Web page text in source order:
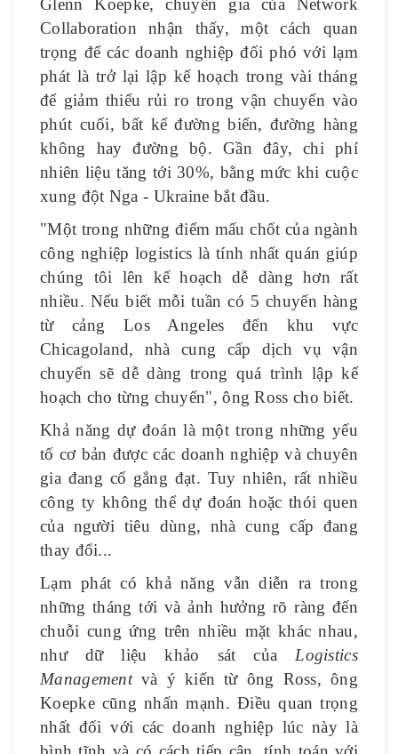
Glenn Koepke, chuyên gia của Network
Collaboration nhận thấy, một cách quan
trọng để các doanh nghiệp đối phó với lạm
phát là trở lại lập kế hoạch trong vài tháng
để giảm thiểu rủi ro trong vận chuyển vào
phút cuối, bất kể đường biển, đường hàng
không hay đường bộ. Gần đây, chi phí
nhiên liệu tăng tới 30%, bằng mức khi cuộc
xung đột Nga - Ukraine bắt đầu.
"Một trong những điểm mấu chốt của ngành
công nghiệp logistics là tính nhất quán giúp
chúng tôi lên kế hoạch dễ dàng hơn rất
nhiều. Nếu biết mỗi tuần có 5 chuyến hàng
từ cảng Los Angeles đến khu vực
Chicagoland, nhà cung cấp dịch vụ vận
chuyển sẽ dễ dàng trong quá trình lập kế
hoạch cho từng chuyến", ông Ross cho biết.
Khả năng dự đoán là một trong những yếu
tố cơ bản được các doanh nghiệp và chuyên
gia đang cố gắng đạt. Tuy nhiên, rất nhiều
công ty không thể dự đoán hoặc thói quen
của người tiêu dùng, nhà cung cấp đang
thay đổi...
Lạm phát có khả năng vẫn diễn ra trong
những tháng tới và ảnh hưởng rõ ràng đến
chuỗi cung ứng trên nhiều mặt khác nhau,
như dữ liệu khảo sát của Logistics
Managementvà ý kiến từ ông Ross, ông
Koepke cũng nhấn mạnh. Điều quan trọng
nhất đối với các doanh nghiệp lúc này là